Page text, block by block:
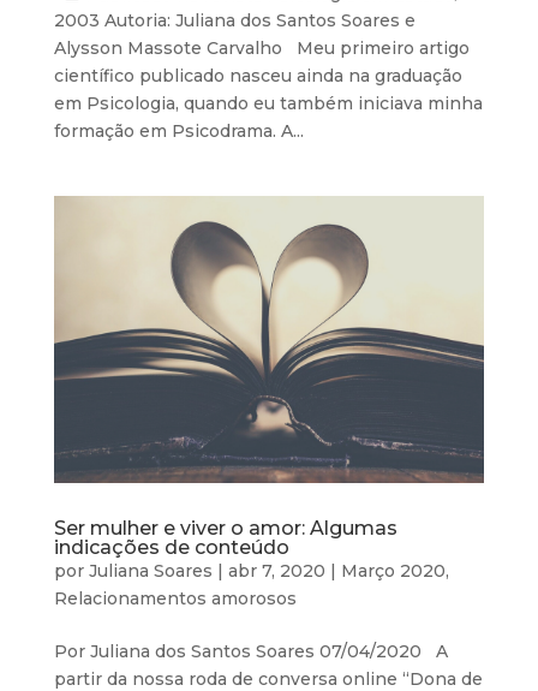
2003 Autoria: Juliana dos Santos Soares e
Alysson Massote Carvalho Meu primeiro artigo
científico publicado nasceu ainda na graduação
em Psicologia, quando eu também iniciava minha
formação em Psicodrama. A...
Ser mulher e viver o amor: Algumas
indicações de conteúdo
por Juliana Soares | abr 7, 2020 | Março 2020,
Relacionamentos amorosos
Por Juliana dos Santos Soares 07/04/2020 A
partir da nossa roda de conversa online “Dona de